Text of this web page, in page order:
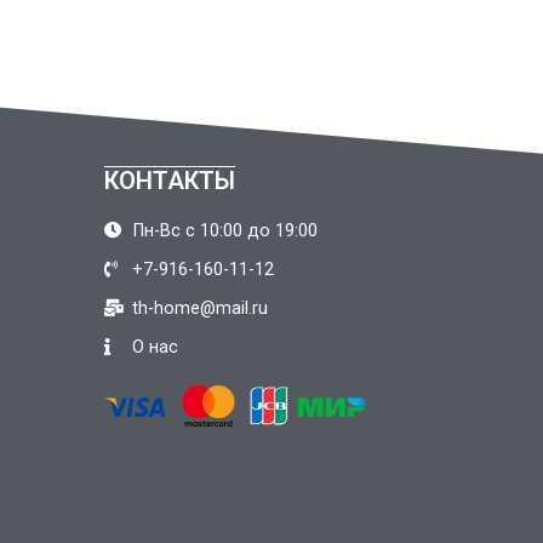
КОНТАКТЫ
Пн-Вс с 10:00 до 19:00
+7-916-160-11-12
th-home@mail.ru
О нас